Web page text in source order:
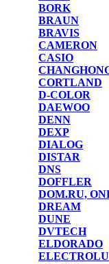
BORK
BRAUN
BRAVIS
CAMERON
CASIO
CORTLAND
D-COLOR
DAEWOO
DENN
DEXP
DIALOG
DISTAR
DNS
DOFFLER
DOM.RU,
DREAM
DUNE
DVTECH
ELDORADO